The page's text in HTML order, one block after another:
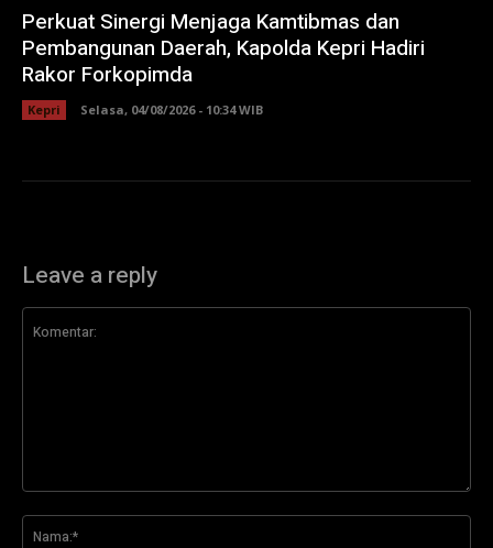
Perkuat Sinergi Menjaga Kamtibmas dan
Pembangunan Daerah, Kapolda Kepri Hadiri
Rakor Forkopimda
Kepri Selasa, 04/08/2026 - 10:34 WIB
Leave a reply